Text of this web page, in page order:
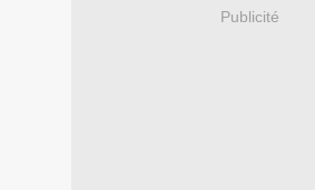
Publicité